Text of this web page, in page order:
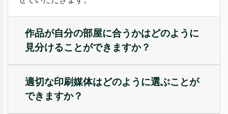
作品が自分の部屋に合うかはどのように
見分けることができますか？
適切な印刷媒体はどのように選ぶことが
できますか？